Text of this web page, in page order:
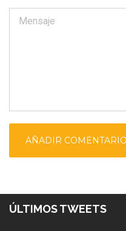
ÚLTIMOS TWEETS